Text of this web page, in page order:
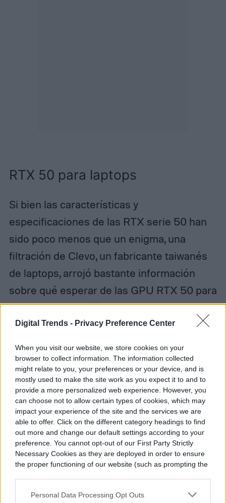
Digital Trends - Privacy Preference Center
When you visit our website, we store cookies on your
browser to collect information. The information collected
might relate to you, your preferences or your device, and is
mostly used to make the site work as you expect it to and to
provide a more personalized web experience. However, you
can choose not to allow certain types of cookies, which may
impact your experience of the site and the services we are
able to offer. Click on the different category headings to find
out more and change our default settings according to your
preference. You cannot opt-out of our First Party Strictly
Necessary Cookies as they are deployed in order to ensure
the proper functioning of our website (such as prompting the
Personal Data Processing Opt Outs
RTX 50 para laptops
Si bien las características y
especificaciones de las RTX serie 50 han
sido poco menos que un enigma, una
filtración de Clevo, un fabricante taiwanés
de laptops, arrojó bastante información
sobre qué esperar de las GPU RTX 50 para
laptops. La filtración es la imagen que
publicamos debajo.